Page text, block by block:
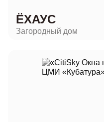
ЁХАУС
Загородный дом